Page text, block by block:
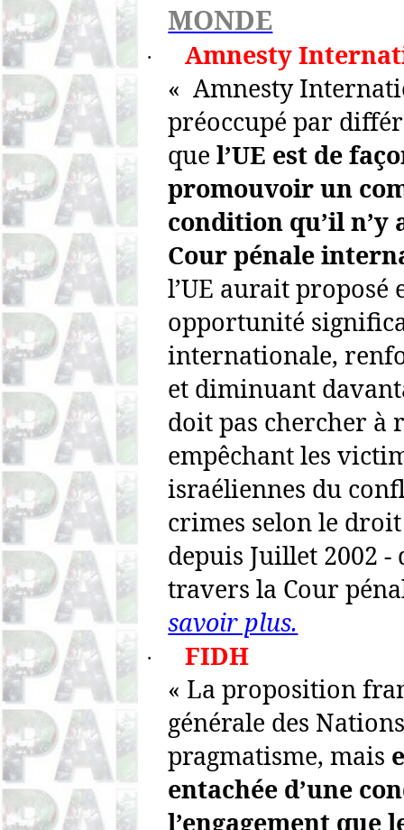
MONDE
·
Amnesty
« Amnesty
préoccupé par
quel’UE est de
promouvoir un
condition qu’il n’y
Cour pénale
l’UE aurait proposé
opportunité
internationale,
et diminuant
doit pas chercher à
empêchant les
israéliennes du
crimes selon le
depuis Juillet 2002 -
travers la Cour
savoir plus.
·
FIDH
« La proposition
générale des
pragmatisme, mais
entachée d’une
l’engagement que